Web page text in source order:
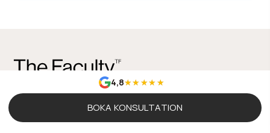
4,8
BOKA KONSULTATION
info@thefaculty.com